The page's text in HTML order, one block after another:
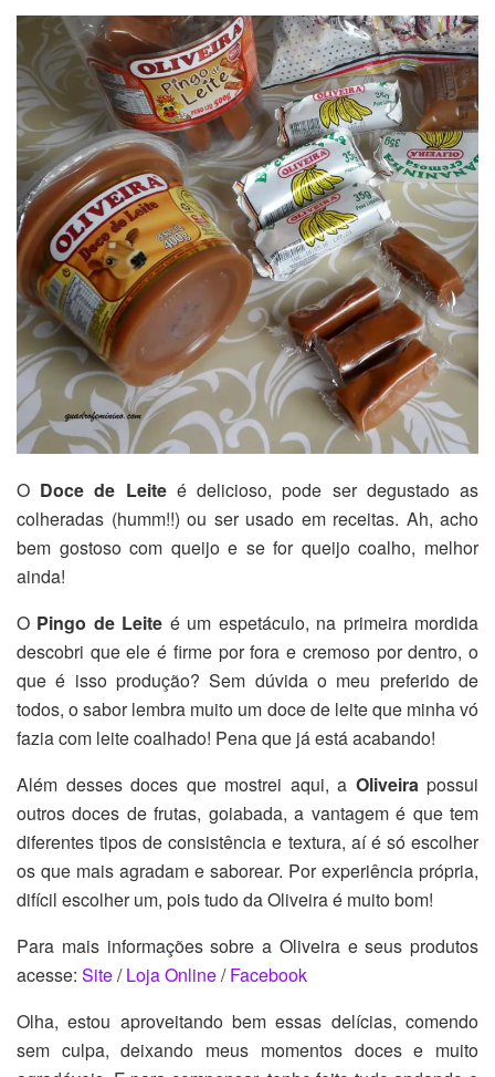
O Doce de Leiteé delicioso, pode ser degustado as
colheradas (humm!!) ou ser usado em receitas. Ah, acho
bem gostoso com queijo e se for queijo coalho, melhor
ainda!
O Pingo de Leite é um espetáculo, na primeira mordida
descobri que ele é firme por fora e cremoso por dentro, o
que é isso produção? Sem dúvida o meu preferido de
todos, o sabor lembra muito um doce de leite que minha vó
fazia com leite coalhado! Pena que já está acabando!
Além desses doces que mostrei aqui, a Oliveirapossui
outros doces de frutas, goiabada, a vantagem é que tem
diferentes tipos de consistência e textura, aí é só escolher
os que mais agradam e saborear. Por experiência própria,
difícil escolher um, pois tudo da Oliveira é muito bom!
Para mais informações sobre a Oliveira e seus produtos
acesse: Site/Loja Online/Facebook
Olha, estou aproveitando bem essas delícias, comendo
sem culpa, deixando meus momentos doces e muito